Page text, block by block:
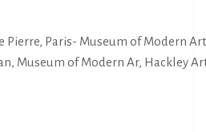
Pierre, Paris- Museum of Modern
Museum of Modern Ar, Hackley